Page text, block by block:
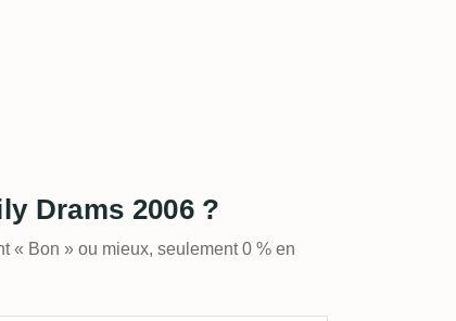
Drams 2006 ?
« Bon » ou mieux, seulement 0 % en